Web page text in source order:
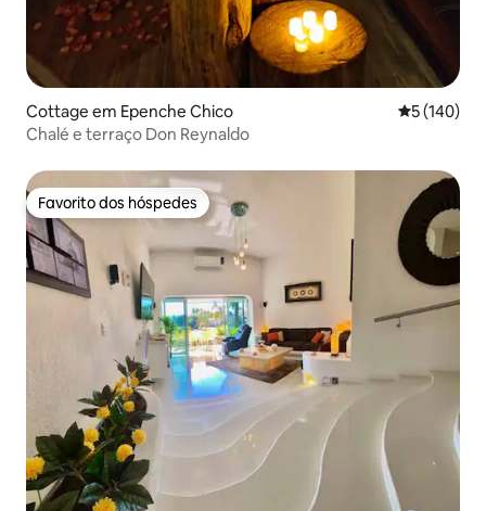
Cottage em Epenche Chico
5 (140)
Chalé e terraço Don Reynaldo
Favorito dos hóspedes
Favorito dos hóspedes